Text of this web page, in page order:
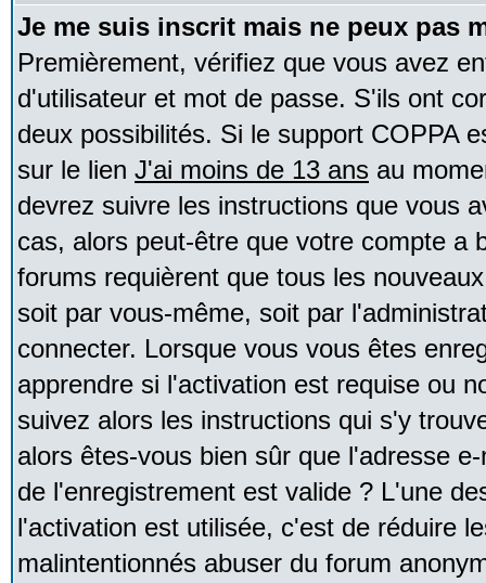
Je me suis inscrit mais ne peux pas
Premièrement, vérifiez que vous avez
d'utilisateur et mot de passe. S'ils ont
deux possibilités. Si le support COPPA
sur le lien J'ai moins de 13 ans au
devrez suivre les instructions que vous
cas, alors peut-être que votre compte a
forums requièrent que tous les
soit par vous-même, soit par
connecter. Lorsque vous vous êtes
apprendre si l'activation est requise ou
suivez alors les instructions qui s'y
alors êtes-vous bien sûr que l'adresse
de l'enregistrement est valide ? L'une
l'activation est utilisée, c'est de réduire
malintentionnés abuser du forum